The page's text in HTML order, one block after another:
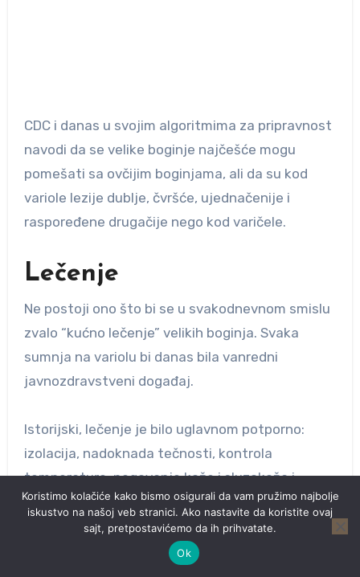
CDC i danas u svojim algoritmima za pripravnost
navodi da se velike boginje najčešće mogu
pomešati sa ovčijim boginjama, ali da su kod
variole lezije dublje, čvršće, ujednačenije i
raspoređene drugačije nego kod varičele.
Lečenje
Ne postoji ono što bi se u svakodnevnom smislu
zvalo “kućno lečenje” velikih boginja. Svaka
sumnja na variolu bi danas bila vanredni
javnozdravstveni događaj.
Istorijski, lečenje je bilo uglavnom potporno:
izolacija, nadoknada tečnosti, kontrola
temperature, negovanje kože i sluzokoža i
zbrinjavanje komplikacija.
Danas postoje i savremene medicinske
Koristimo kolačiće kako bismo osigurali da vam pružimo najbolje
iskustvo na našoj veb stranici. Ako nastavite da koristite ovaj
sajt, pretpostavićemo da ih prihvatate.
Ok